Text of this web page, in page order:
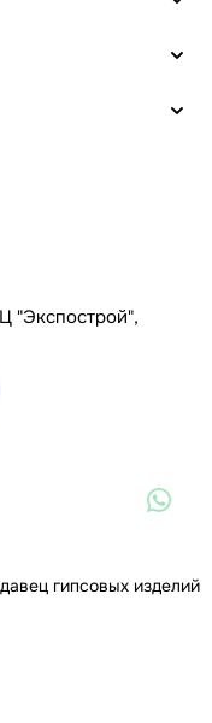
"Экспострой",
гипсовых изделий